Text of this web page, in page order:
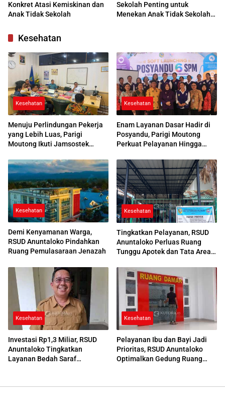
Konkret Atasi Kemiskinan dan
Anak Tidak Sekolah
Sekolah Penting untuk
Menekan Anak Tidak Sekolah
Kesehatan
Kesehatan
Menuju Perlindungan Pekerja
yang Lebih Luas, Parigi
Moutong Ikuti Jamsostek
Kesehatan
Enam Layanan Dasar Hadir di
Posyandu, Parigi Moutong
Perkuat Pelayanan Hingga
Kesehatan
Demi Kenyamanan Warga,
RSUD Anuntaloko Pindahkan
Ruang Pemulasaraan Jenazah
Kesehatan
Tingkatkan Pelayanan, RSUD
Anuntaloko Perluas Ruang
Tunggu Apotek dan Tata Area
Kesehatan
Investasi Rp1,3 Miliar, RSUD
Anuntaloko Tingkatkan
Layanan Bedah Saraf
Kesehatan
Pelayanan Ibu dan Bayi Jadi
Prioritas, RSUD Anuntaloko
Optimalkan Gedung Ruang